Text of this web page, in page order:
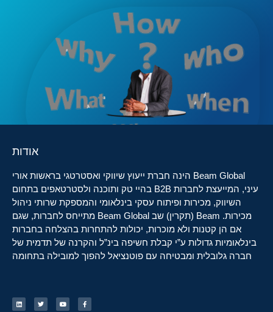
אודות
Beam Global הינה חברת ייעוץ שיווקי ואסטרטגי בראשות אורי
עיני, המייעצת לחברות B2B בהיי טק ותוכנה ולסטרטאפים בתחום
השיווק, מכירות ופיתוח עסקי בינלאומי והמספקת שרותי ניהול
מכירות. Beam (תקרין) שב Beam Global מתייחס לחברות, שגם
אם הן קטנות ולא מוכרות, יכולות להתחרות בהצלחה בחברות
בינלאומיות גדולות ע”י קבלת חשיפה בינ”ל והקרנה של תדמית של
חברה גלובלית ומבטיחה עם פוטנציאל להפוך למובילה בתחומה